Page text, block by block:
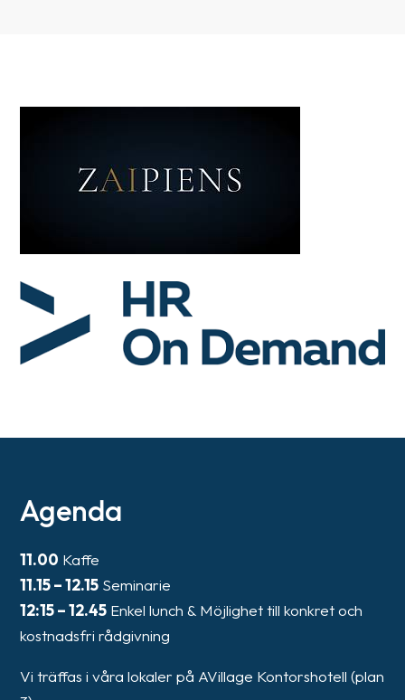
Agenda
11.00 Kaffe
11.15 – 12.15 Seminarie
12:15 – 12.45 Enkel lunch & Möjlighet till konkret och
kostnadsfri rådgivning
Vi träffas i våra lokaler på AVillage Kontorshotell (plan